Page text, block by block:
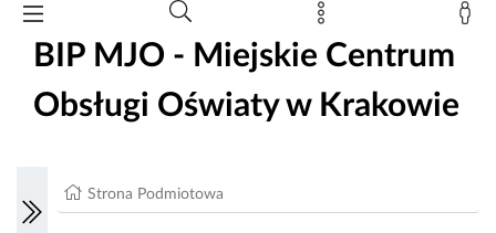
BIP MJO - Miejskie Centrum
Obsługi Oświaty w Krakowie
Strona Podmiotowa